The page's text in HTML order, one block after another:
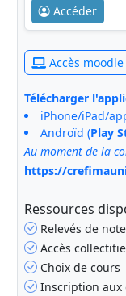
Accéder
Accès moodle
Télécharger
iPhone/iPad/
Androïd (Play
Au moment de la
https://
Ressources
Relevés de
Accès
Choix de cours
Inscription aux